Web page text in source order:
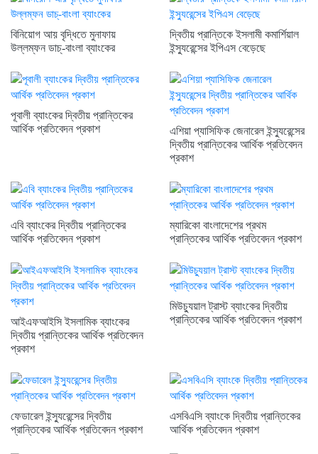
বিনিয়োগ আয় বৃদ্ধিতে মুনাফায়
উল্লম্ফন ডাচ্-বাংলা ব্যাংকের
দ্বিতীয় প্রান্তিকে ইসলামী কমার্শিয়াল
ইন্স্যুরেন্সের ইপিএস বেড়েছে
পূবালী ব্যাংকের দ্বিতীয় প্রান্তিকের
আর্থিক প্রতিবেদন প্রকাশ
এশিয়া প্যাসিফিক জেনারেল ইন্স্যুরেন্সের
দ্বিতীয় প্রান্তিকের আর্থিক প্রতিবেদন
প্রকাশ
এবি ব্যাংকের দ্বিতীয় প্রান্তিকের
আর্থিক প্রতিবেদন প্রকাশ
ম্যারিকো বাংলাদেশের প্রথম
প্রান্তিকের আর্থিক প্রতিবেদন প্রকাশ
আইএফআইসি ইসলামিক ব্যাংকের
দ্বিতীয় প্রান্তিকের আর্থিক প্রতিবেদন
প্রকাশ
মিউচ্যুয়াল ট্রাস্ট ব্যাংকের দ্বিতীয়
প্রান্তিকের আর্থিক প্রতিবেদন প্রকাশ
ফেডারেল ইন্স্যুরেন্সের দ্বিতীয়
প্রান্তিকের আর্থিক প্রতিবেদন প্রকাশ
এসবিএসি ব্যাংকে দ্বিতীয় প্রান্তিকের
আর্থিক প্রতিবেদন প্রকাশ